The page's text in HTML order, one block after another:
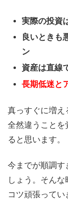
実際の投資
良いときも
ン
資産は直線
長期低迷と
真っすぐに増え
全然違うことを
ると思います。
今までが順調す
しょう。そん
コツ頑張ってい